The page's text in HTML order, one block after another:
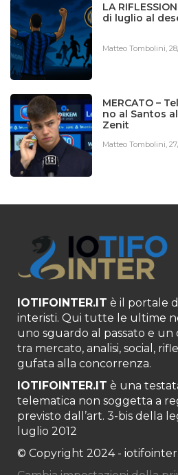
LA
di luglio al
Matteo Tombolini,
MERCATO –
no al Santos
Zenit
Matteo Tombolini,
IOTIFOINTER.IT è il portale
interisti. Qui tutte le ultime
uno sguardo al passato e un
tra mercato, analisi, social,
gufata alla concorrenza.
IOTIFOINTER.IT è una
telematica non soggetta a
previsto dall’art. 3-bis della
luglio 2012
© Copyright 2024 -